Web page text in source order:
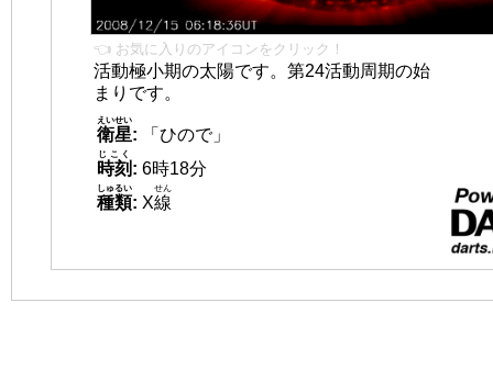
👈 お気に入りのアイコンをクリック！
活動極小期の太陽です。第24活動周期の始
まりです。
衛星
えいせい
:
「ひので」
時刻
じこく
: 6時18分
種類
しゅるい
: X線
せん